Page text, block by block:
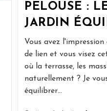
PELOUSE :
JARDIN
Vous avez
de lien et vous visez
où la terrasse, les
naturellement ? Je
équilibrer…